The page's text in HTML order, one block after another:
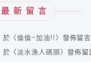
最新留言
於〈倫倫~加油!! 〉發佈留言
於〈淡水漁人碼頭〉發佈留